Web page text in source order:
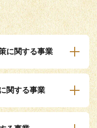
に関する事業
関する事業